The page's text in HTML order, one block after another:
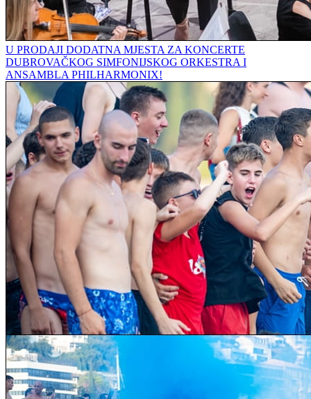
U PRODAJI DODATNA MJESTA ZA KONCERTE
DUBROVAČKOG SIMFONIJSKOG ORKESTRA I
ANSAMBLA PHILHARMONIX!